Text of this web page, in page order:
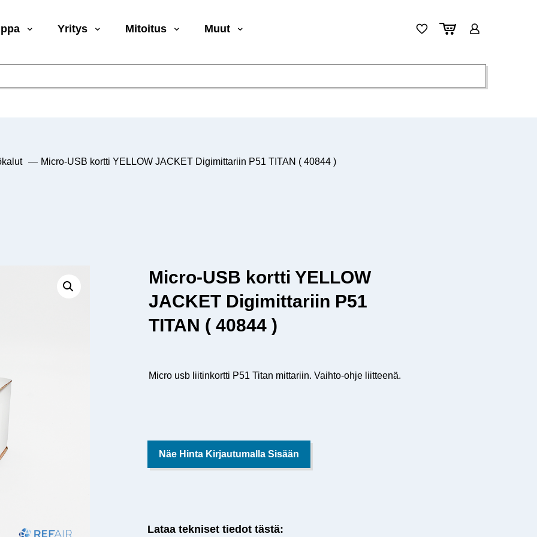
Yritys Mitoitus Muut
— Micro-USB kortti YELLOW JACKET Digimittariin P51 TITAN ( 40844 )
Micro-USB kortti YELLOW
JACKET Digimittariin P51
TITAN ( 40844 )
Micro usb liitinkortti P51 Titan mittariin. Vaihto-ohje liitteenä.
Näe Hinta Kirjautumalla Sisään
Lataa tekniset tiedot tästä: